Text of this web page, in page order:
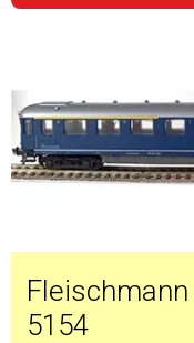
Fleischmann
5154